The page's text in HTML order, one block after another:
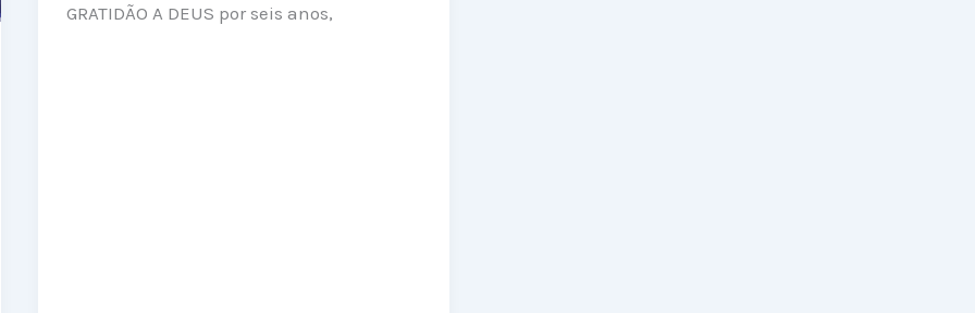
GRATIDÃO A DEUS por seis anos,